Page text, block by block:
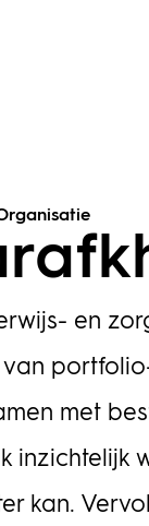
en
met
inzichtelijk
kan.